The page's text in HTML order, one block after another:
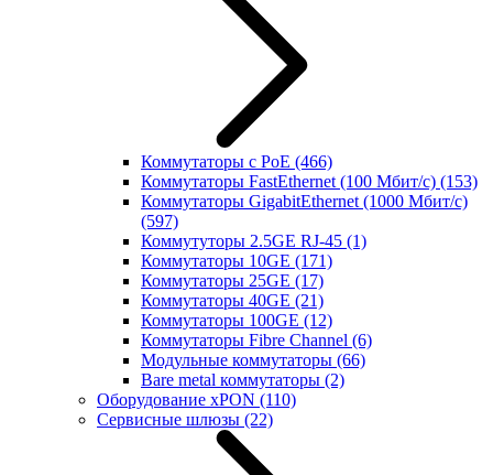
Коммутаторы с PoE (466)
Коммутаторы FastEthernet (100 Мбит/с) (153)
Коммутаторы GigabitEthernet (1000 Мбит/с)
(597)
Коммутуторы 2.5GE RJ-45 (1)
Коммутаторы 10GE (171)
Коммутаторы 25GE (17)
Коммутаторы 40GE (21)
Коммутаторы 100GE (12)
Коммутаторы Fibre Channel (6)
Модульные коммутаторы (66)
Bare metal коммутаторы (2)
Оборудование xPON (110)
Сервисные шлюзы (22)